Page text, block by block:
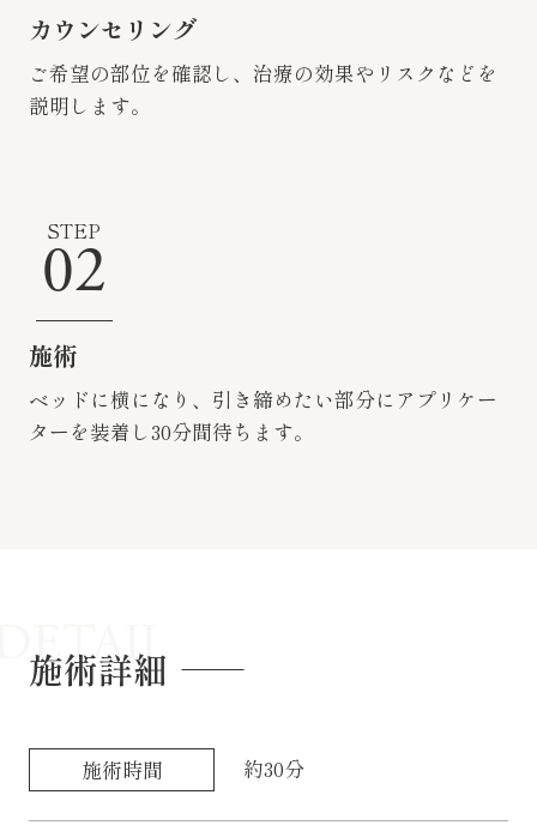
カウンセリング
ご希望の部位を確認し、治療の効果やリスクなどを
説明します。
STEP
02
施術
ベッドに横になり、引き締めたい部分にアプリケー
ターを装着し30分間待ちます。
施術詳細
施術時間 約30分